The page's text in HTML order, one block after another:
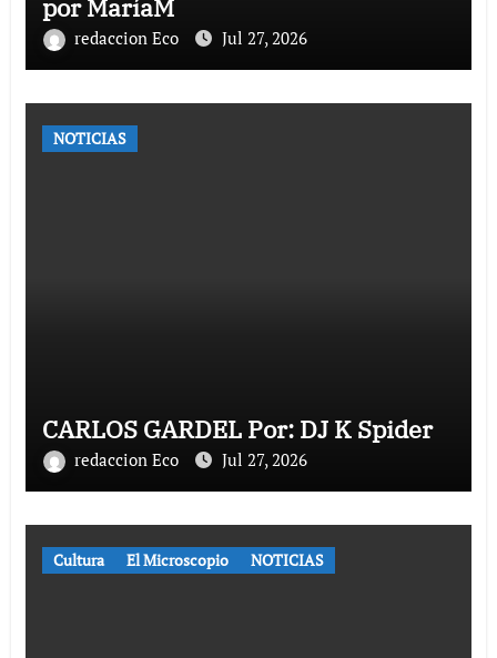
por MaríaM
redaccion Eco Jul 27, 2026
NOTICIAS
CARLOS GARDEL Por: DJ K Spider
redaccion Eco Jul 27, 2026
Cultura El Microscopio NOTICIAS